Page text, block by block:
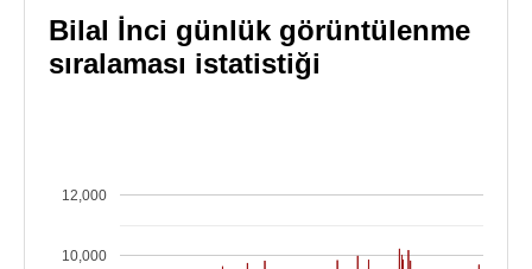
Bilal İnci günlük görüntülenme
sıralaması istatistiği
10,000
12,000